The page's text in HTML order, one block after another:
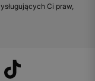
Ci praw,